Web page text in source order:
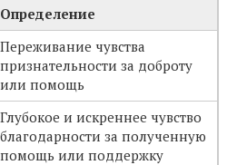
Определение
Переживание чувства
признательности за доброту
или помощь
Глубокое и искреннее чувство
благодарности за полученную
помощь или поддержку